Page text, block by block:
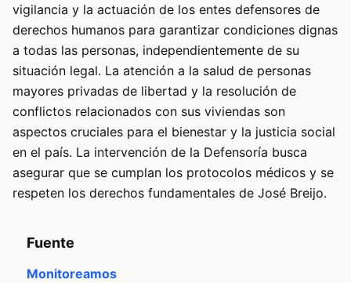
vigilancia y la actuación de los entes defensores de
derechos humanos para garantizar condiciones dignas
a todas las personas, independientemente de su
situación legal. La atención a la salud de personas
mayores privadas de libertad y la resolución de
conflictos relacionados con sus viviendas son
aspectos cruciales para el bienestar y la justicia social
en el país. La intervención de la Defensoría busca
asegurar que se cumplan los protocolos médicos y se
respeten los derechos fundamentales de José Breijo.
Fuente
Monitoreamos